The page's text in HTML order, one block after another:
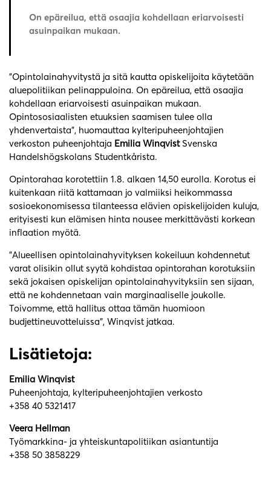
On epäreilua, että osaajia kohdellaan eriarvoisesti
asuinpaikan mukaan.
”Opintolainahyvitystä ja sitä kautta opiskelijoita käytetään
aluepolitiikan pelinappuloina. On epäreilua, että osaajia
kohdellaan eriarvoisesti asuinpaikan mukaan.
Opintososiaalisten etuuksien saamisen tulee olla
yhdenvertaista”, huomauttaa kylteripuheenjohtajien
verkoston puheenjohtaja Emilia WinqvistSvenska
Handelshögskolans Studentkårista.
Opintorahaa korotettiin 1.8. alkaen 14,50 eurolla. Korotus ei
kuitenkaan riitä kattamaan jo valmiiksi heikommassa
sosioekonomisessa tilanteessa elävien opiskelijoiden kuluja,
erityisesti kun elämisen hinta nousee merkittävästi korkean
inflaation myötä.
”Alueellisen opintolainahyvityksen kokeiluun kohdennetut
varat olisikin ollut syytä kohdistaa opintorahan korotuksiin
sekä jokaisen opiskelijan opintolainahyvityksiin sen sijaan,
että ne kohdennetaan vain marginaaliselle joukolle.
Toivomme, että hallitus ottaa tämän huomioon
budjettineuvotteluissa”, Winqvist jatkaa.
Lisätietoja:
Emilia Winqvist
Puheenjohtaja, kylteripuheenjohtajien verkosto
+358 40 5321417
Veera Hellman
Työmarkkina- ja yhteiskuntapolitiikan asiantuntija
+358 50 3858229